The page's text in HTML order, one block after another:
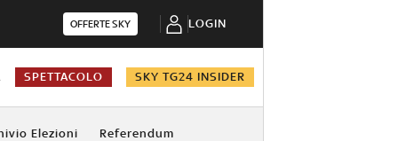
OFFERTE SKY LOGIN
SPETTACOLO SKY TG24 INSIDER
Elezioni Referendum